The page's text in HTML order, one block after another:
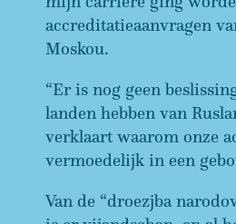
accreditatieaanvragen
Moskou.
“Er is nog geen
landen hebben van
verklaart waarom onze
vermoedelijk in een
Van de “droezjba